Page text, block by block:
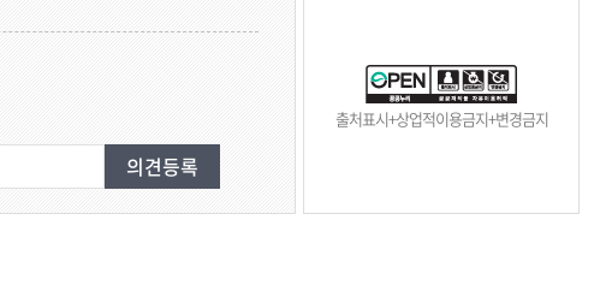
출처표시+상업적이용금지+변경금지